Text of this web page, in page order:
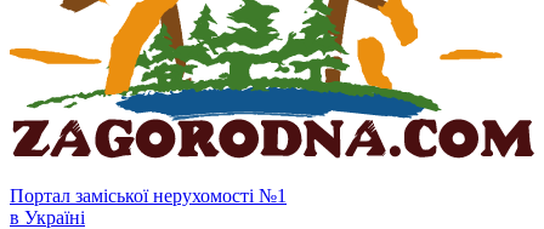
Портал заміської нерухомості №1
в Україні